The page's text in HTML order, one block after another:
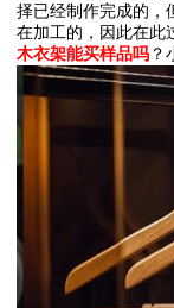
择已经制作完成的，
在加工的，因此在此
木衣架能买样品吗 ？